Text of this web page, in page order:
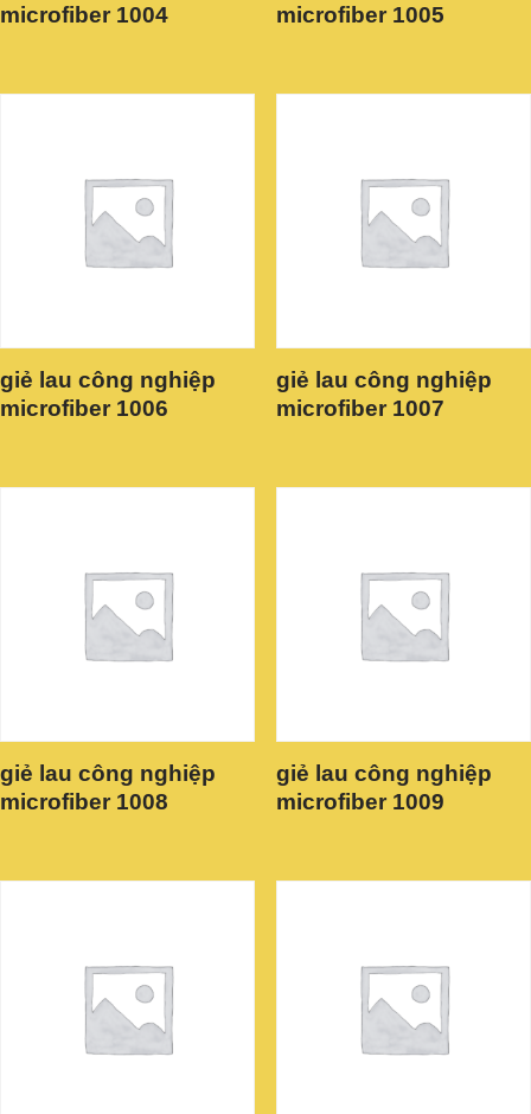
microfiber 1004
microfiber 1005
giẻ lau công nghiệp
microfiber 1006
giẻ lau công nghiệp
microfiber 1007
giẻ lau công nghiệp
microfiber 1008
giẻ lau công nghiệp
microfiber 1009